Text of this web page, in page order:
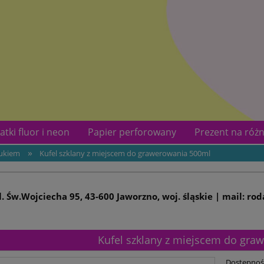
fluor i neon Papier perforowany
Prezent na
Kontakt
» Kufel szklany z miejscem do grawerowania 500ml
Św.Wojciecha 95, 43-600 Jaworzno, woj. śląskie | mail:
Kufel szklany z miejscem do